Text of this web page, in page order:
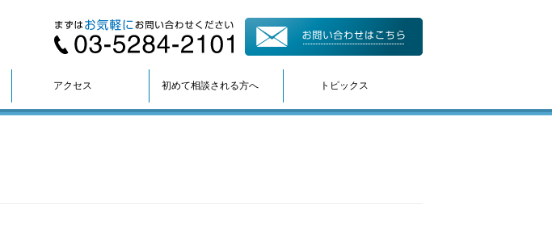
アクセス 初めて相談される方へ トピックス